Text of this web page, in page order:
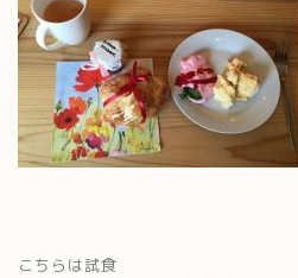
こちらは試食